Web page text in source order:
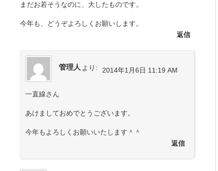
まだお若そうなのに、大したものです。
今年も、どうぞよろしくお願いします。
返信
管理人 より: 2014年1月6日 11:19 AM
一直線さん
あけましておめでとうございます。
今年もよろしくお願いいたします＾＾
返信